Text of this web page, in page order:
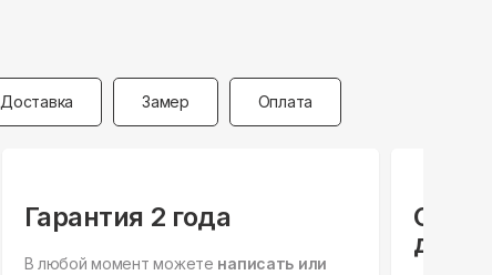
Доставка Замер Оплата
Гарантия 2 года
В любой момент можете написать или
для